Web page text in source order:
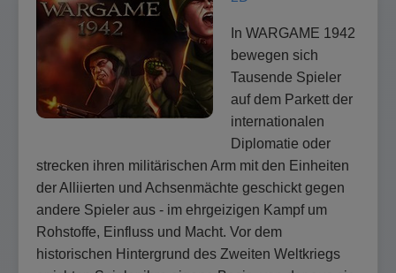
In WARGAME 1942
bewegen sich
Tausende Spieler
auf dem Parkett der
internationalen
Diplomatie oder
strecken ihren militärischen Arm mit den Einheiten
der Alliierten und Achsenmächte geschickt gegen
andere Spieler aus - im ehrgeizigen Kampf um
Rohstoffe, Einfluss und Macht. Vor dem
historischen Hintergrund des Zweiten Weltkriegs